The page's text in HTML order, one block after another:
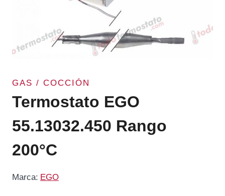
GAS / COCCIÓN
Termostato EGO
55.13032.450 Rango
200°C
Marca: EGO